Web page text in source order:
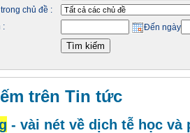
chủ đề :
:
Đến ngày
trên Tin tức
- vài nét về dịch tễ học